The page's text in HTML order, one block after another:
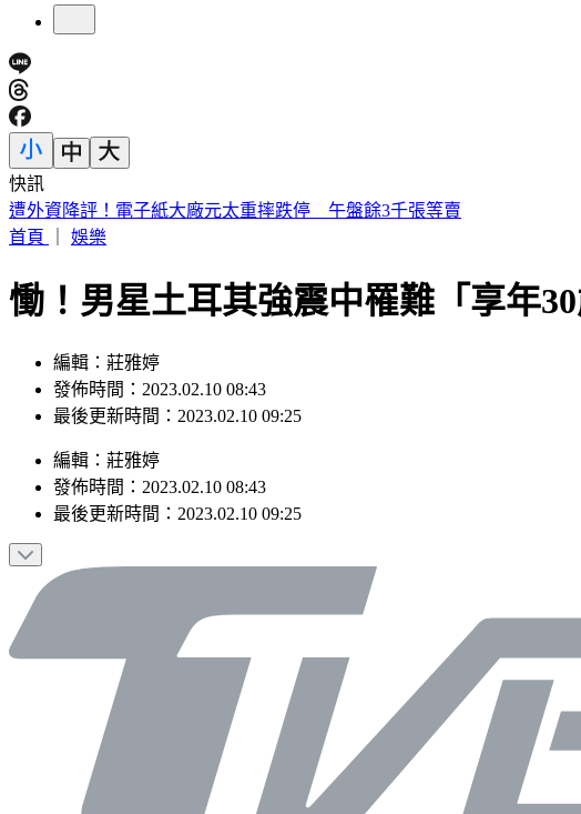
快訊
快訊／高雄鋼鐵工廠意外！工人屋頂施工失足急墜15米慘死
首頁
娛樂
慟！男星土耳其強震中罹難「享年
編輯：莊雅婷
發佈時間：2023.02.10 08:43
最後更新時間：2023.02.10 09:25
編輯 ： 莊雅婷
發佈時間： 2023.02.10 08:43
最後更新時間： 2023.02.10 09:25